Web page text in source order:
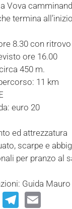
Vova
termina
8.30 con
ore 16.00
450 m.
11 km
euro 20
ed attrezzatura
scarpe e
per pranzo al
Guida
WhatsApp